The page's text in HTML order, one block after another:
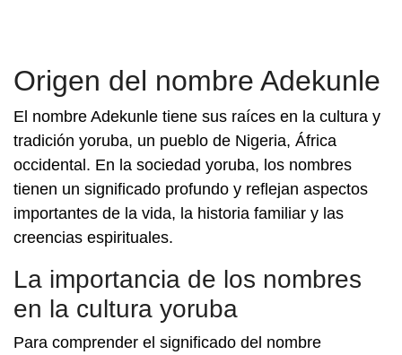
Origen del nombre Adekunle
El nombre Adekunle tiene sus raíces en la cultura y
tradición yoruba, un pueblo de Nigeria, África
occidental. En la sociedad yoruba, los nombres
tienen un significado profundo y reflejan aspectos
importantes de la vida, la historia familiar y las
creencias espirituales.
La importancia de los nombres
en la cultura yoruba
Para comprender el significado del nombre